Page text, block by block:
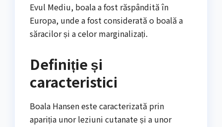
Evul Mediu, boala a fost răspândită în
Europa, unde a fost considerată o boală a
săracilor și a celor marginalizați.
Definiție și
caracteristici
Boala Hansen este caracterizată prin
apariția unor leziuni cutanate și a unor